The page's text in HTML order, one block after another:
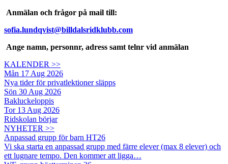
Anmälan och frågor på mail till:
sofia.lundqvist@billdalsridklubb.com
Ange namn, personnr, adress samt telnr vid anmälan
KALENDER >>
Mån 17 Aug 2026
Nya tider för privatlektioner släpps
Sön 30 Aug 2026
Bakluckeloppis
Tor 13 Aug 2026
Ridskolan börjar
NYHETER >>
Anpassad grupp för barn HT26
Vi ska starta en anpassad grupp med färre elever (max 8 elever) och
ett lugnare tempo. Den kommer att ligga…